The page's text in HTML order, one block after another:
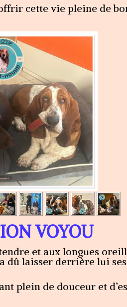
cette vie pleine de
VOYOU
et aux longues
dû laisser derrière lui
plein de douceur et